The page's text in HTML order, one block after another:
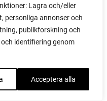
Lagra och/eller
personliga annonser och
publikforskning och
identifiering genom
Acceptera alla